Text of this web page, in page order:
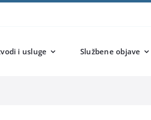
i usluge Službene objave